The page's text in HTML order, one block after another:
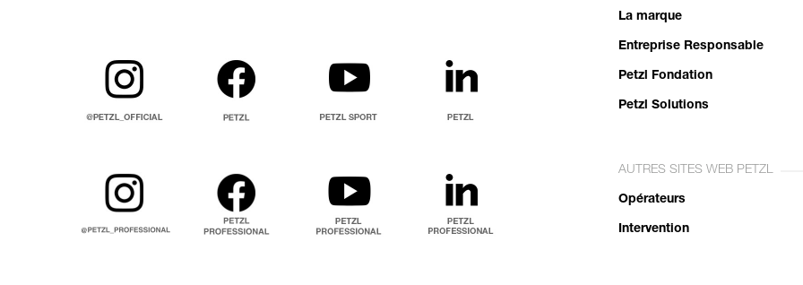
La marque
Entreprise Responsable
Petzl Fondation
Petzl Solutions
AUTRES SITES WEB PETZL
Opérateurs
Intervention